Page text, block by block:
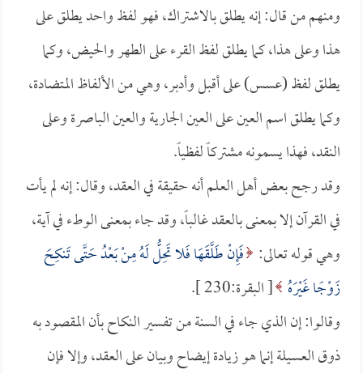
ومنهم من قال: إنه يطلق بالاشتراك، فهو لفظ واحد يطلق على
هذا وعلى هذا، كما يطلق لفظ القرء على الطهر والحيض، وكما
يطلق لفظ (عسس) على أقبل وأدبر، وهي من الألفاظ المتضادة،
وكما يطلق اسم العين على العين الجارية والعين الباصرة وعلى
النقد، فهذا يسمونه مشتركاً لفظياً.
وقد رجح بعض أهل العلم أنه حقيقة في العقد، وقال: إنه لم يأت
في القرآن إلا بمعنى بالعقد غالباً، وقد جاء بمعنى الوطء في آية،
وهي قوله تعالى: فَإِنْ طَلَّقَهَا فَلا تَحِلُّ لَهُ مِنْ بَعْدُ حَتَّى تَنكِحَ
زَوْجًا غَيْرَهُ [ البقرة:230 ].
وقالوا: إن الذي جاء في السنة من تفسير النكاح بأن المقصود به
ذوق العسيلة إنما هو زيادة إيضاح وبيان على العقد، وإلا فإن